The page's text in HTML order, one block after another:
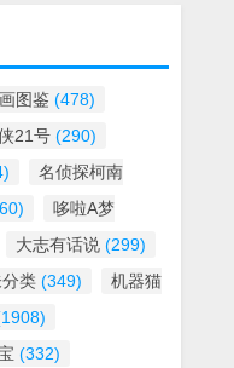
图鉴 (478)
21号 (290)
名侦探柯南
哆啦A梦
大志有话说 (299)
类 (349)
机器猫
(332)